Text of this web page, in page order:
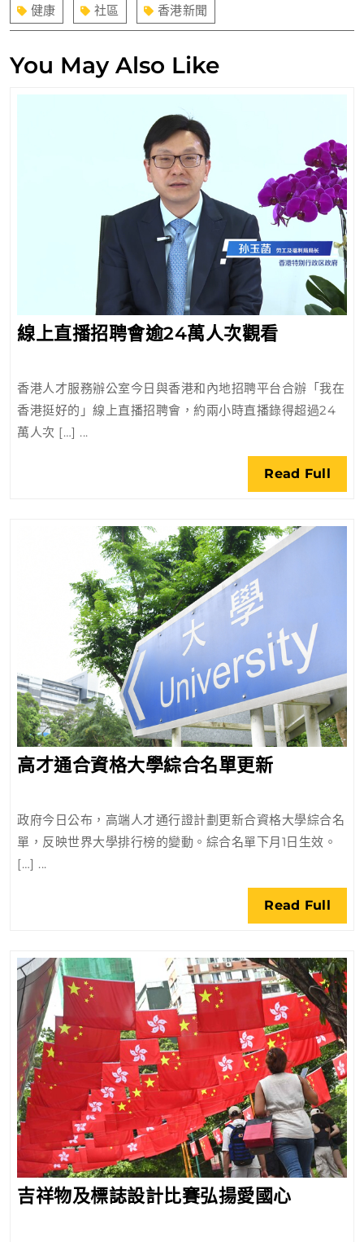
覽
健康 社區 香港新聞
You May Also Like
線上直播招聘會逾24萬人次觀看線
播
招
會
逾
萬
人
香港人才服務辦公室今日與香港和內地招聘平台合辦「我在
香港挺好的」線上直播招聘會，約兩小時直播錄得超過24
萬人次 […] ...
Read Full
Full
高才通合資格大學綜合名單更新高
合
資
大
學
合
名
單
更
新
政府今日公布，高端人才通行證計劃更新合資格大學綜合名
單，反映世界大學排行榜的變動。綜合名單下月1日生效。
[…] ...
Read Full
Full
吉祥物及標誌設計比賽弘揚愛國心吉